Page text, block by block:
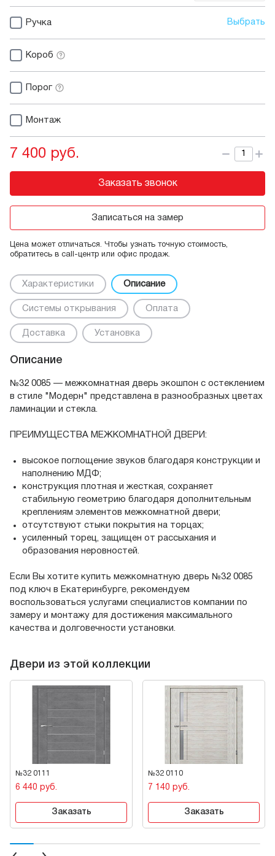
Ручка Выбрать
Короб
Порог
Монтаж
7 400 руб.
Заказать звонок
Записаться на замер
Цена может отличаться. Чтобы узнать точную стоимость,
обратитесь в call-центр или офис продаж.
Характеристики Описание
Системы открывания Оплата
Доставка Установка
Описание
№32 0085 — межкомнатная дверь экошпон с остеклением
в стиле "Модерн" представлена в разнообразных цветах
ламинации и стекла.
ПРЕИМУЩЕСТВА МЕЖКОМНАТНОЙ ДВЕРИ:
высокое поглощение звуков благодаря конструкции и
наполнению МДФ;
конструкция плотная и жесткая, сохраняет
стабильную геометрию благодаря дополнительным
креплениям элементов межкомнатной двери;
отсутствуют стыки покрытия на торцах;
усиленный торец, защищен от рассыхания и
образования неровностей.
Если Вы хотите купить межкомнатную дверь №32 0085
под ключ в Екатеринбурге, рекомендуем
воспользоваться услугами специалистов компании по
замеру и монтажу для достижения максимального
качества и долговечности установки.
Двери из этой коллекции
№32 0111
6 440 руб.
Заказать
№32 0110
7 140 руб.
Заказать